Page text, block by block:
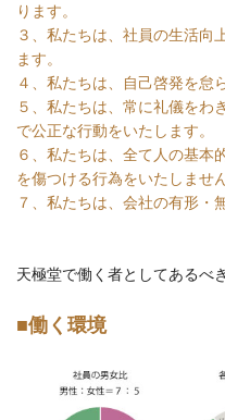
ります。
３、私たちは、社員の生活向
ます。
４、私たちは、自己啓発を怠
５、私たちは、常に礼儀をわ
で公正な行動をいたします。
６、私たちは、全て人の基本
を傷つける行為をいたしません
７、私たちは、会社の有形・
天極堂で働く者としてあるべ
■働く環境